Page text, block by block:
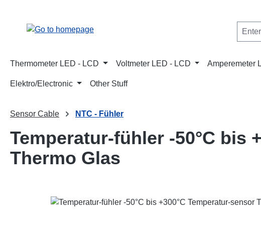
Thermometer LED - LCD Voltmeter LED - LCD Amperemeter
Elektro/Electronic Other Stuff
Sensor Cable NTC - Fühler
Temperatur-fühler -50°C bis
Thermo Glas
Skip image gallery